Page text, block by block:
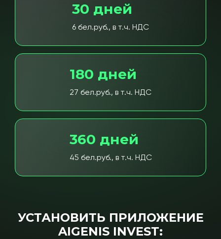
30 дней
6 бел.руб., в т.ч. НДС
180 дней
27 бел.руб., в т.ч. НДС
360 дней
45 бел.руб., в т.ч. НДС
УСТАНОВИТЬ ПРИЛОЖЕНИЕ
AIGENIS INVEST: